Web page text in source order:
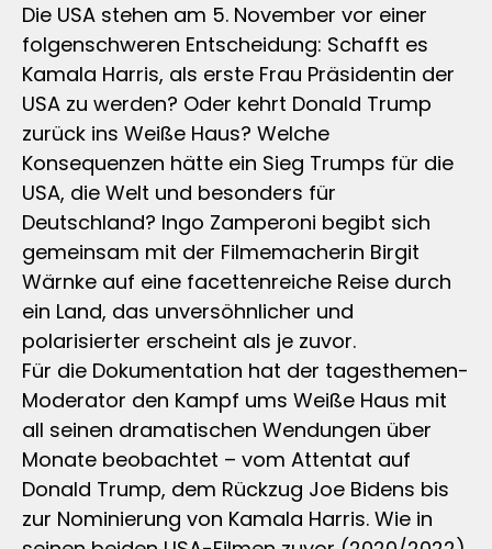
Die USA stehen am 5. November vor einer
folgenschweren Entscheidung: Schafft es
Kamala Harris, als erste Frau Präsidentin der
USA zu werden? Oder kehrt Donald Trump
zurück ins Weiße Haus? Welche
Konsequenzen hätte ein Sieg Trumps für die
USA, die Welt und besonders für
Deutschland? Ingo Zamperoni begibt sich
gemeinsam mit der Filmemacherin Birgit
Wärnke auf eine facettenreiche Reise durch
ein Land, das unversöhnlicher und
polarisierter erscheint als je zuvor.
Für die Dokumentation hat der tagesthemen-
Moderator den Kampf ums Weiße Haus mit
all seinen dramatischen Wendungen über
Monate beobachtet – vom Attentat auf
Donald Trump, dem Rückzug Joe Bidens bis
zur Nominierung von Kamala Harris. Wie in